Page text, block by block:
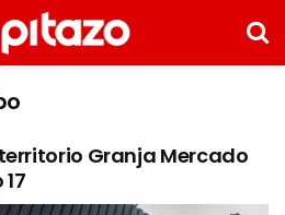
Granja Mercado